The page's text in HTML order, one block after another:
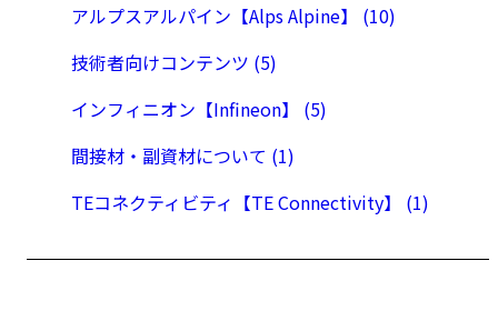
アルプスアルパイン【Alps Alpine】 (10)
技術者向けコンテンツ (5)
インフィニオン【Infineon】 (5)
間接材・副資材について (1)
TEコネクティビティ【TE Connectivity】 (1)